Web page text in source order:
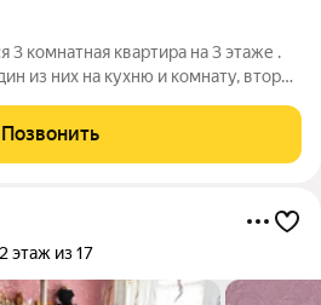
3 комнатная квартира на 3 этаже .
из них на кухню и комнату, второй
требует капитального ремонта.
Позвонить
2 этаж из 17